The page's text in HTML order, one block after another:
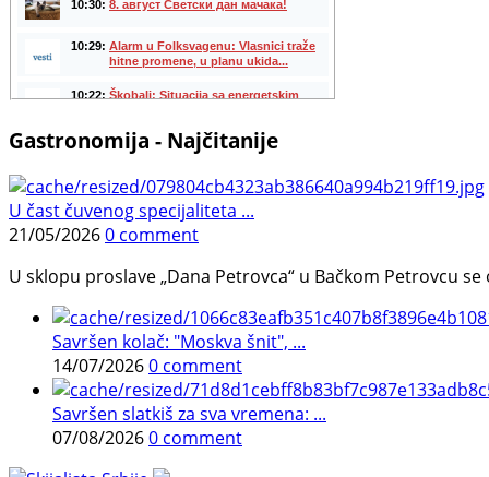
Gastronomija - Najčitanije
U čast čuvenog specijaliteta ...
21/05/20260 comment
U sklopu proslave „Dana Petrovca“ u Bačkom Petrovcu
Savršen kolač: "Moskva šnit", ...
14/07/20260 comment
Savršen slatkiš za sva vremena: ...
07/08/20260 comment